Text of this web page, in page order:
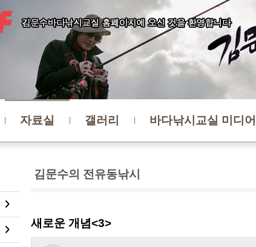
자료실 갤러리 바다낚시교실 미디어
김문수의 전유동낚시
새로운 개념<3>